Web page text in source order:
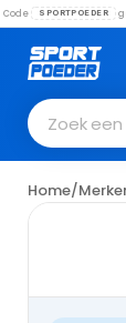
Code SPORTPOEDER
Zoek
Home/